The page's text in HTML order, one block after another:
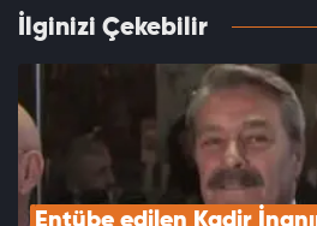
İlginizi Çekebilir